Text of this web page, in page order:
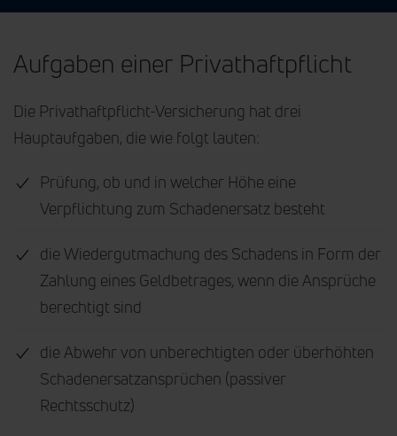
Aufgaben einer Privathaftpflicht
Die Privathaftpflicht-Versicherung hat drei
Hauptaufgaben, die wie folgt lauten:
Prüfung, ob und in welcher Höhe eine
Verpflichtung zum Schadenersatz besteht
die Wiedergutmachung des Schadens in Form der
Zahlung eines Geldbetrages, wenn die Ansprüche
berechtigt sind
die Abwehr von unberechtigten oder überhöhten
Schadenersatzansprüchen (passiver
Rechtsschutz)